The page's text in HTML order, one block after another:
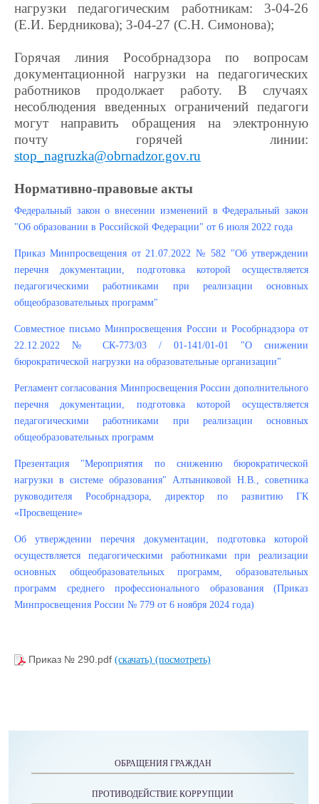
нагрузки педагогическим работникам: 3-04-26
(Е.И. Бердникова); 3-04-27 (С.Н. Симонова);
Горячая линия Рособрнадзора по вопросам
документационной нагрузки на педагогических
работников продолжает работу. В случаях
несоблюдения введенных ограничений педагоги
могут направить обращения на электронную
почту горячей линии:
stop_nagruzka@obrnadzor.gov.ru
Нормативно-правовые акты
Федеральный закон о внесении изменений в Федеральный закон
"Об образовании в Российской Федерации" от 6 июля 2022 года
Приказ Минпросвещения от 21.07.2022 № 582 "Об утверждении
перечня документации, подготовка которой осуществляется
педагогическими работниками при реализации основных
общеобразовательных программ"
Совместное письмо Минпросвещения России и Рособрнадзора от
22.12.2022 № СК-773/03 / 01-141/01-01 "О снижении
бюрократической нагрузки на образовательные организации"
Регламент согласования Минпросвещения России дополнительного
перечня документации, подготовка которой осуществляется
педагогическими работниками при реализации основных
общеобразовательных программ
Презентация "Мероприятия по снижению бюрократической
нагрузки в системе образования" Алтыниковой Н.В., советника
руководителя Рособрнадзора, директор по развитию ГК
«Просвещение»
Об утверждении перечня документации, подготовка которой
осуществляется педагогическими работниками при реализации
основных общеобразовательных программ, образовательных
программ среднего профессионального образования (Приказ
Минпросвещения России № 779 от 6 ноября 2024 года)
Приказ № 290.pdf (скачать) (посмотреть)
ОБРАЩЕНИЯ ГРАЖДАН
ПРОТИВОДЕЙСТВИЕ КОРРУПЦИИ